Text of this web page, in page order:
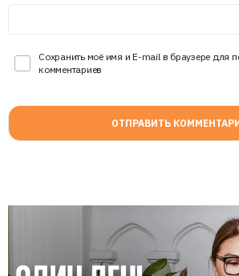
Сохранить моё имя и E-mail в браузере для
комментариев